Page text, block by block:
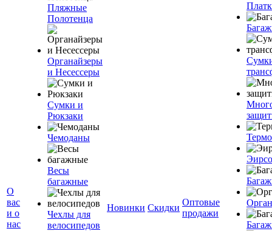
О
вас
и о
нас
Пляжные
Полотенца
Органайзеры
и Несессеры
Сумки и
Рюкзаки
Чемоданы
Весы
багажные
Чехлы для
велосипедов
Новинки Скидки
Оптовые
продажи